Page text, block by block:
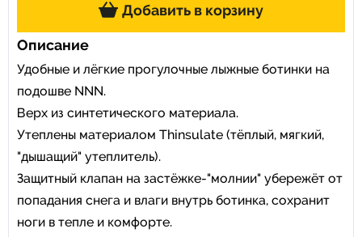
Добавить в корзину
Описание
Удобные и лёгкие прогулочные лыжные ботинки на
подошве NNN.
Верх из синтетического материала.
Утеплены материалом Thinsulate (тёплый, мягкий,
"дышащий" утеплитель).
Защитный клапан на застёжке-"молнии" убережёт от
попадания снега и влаги внутрь ботинка, сохранит
ноги в тепле и комфорте.